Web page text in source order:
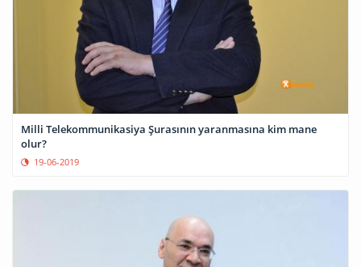
Milli Telekommunikasiya Şurasının yaranmasına kim mane
olur?
19-06-2019